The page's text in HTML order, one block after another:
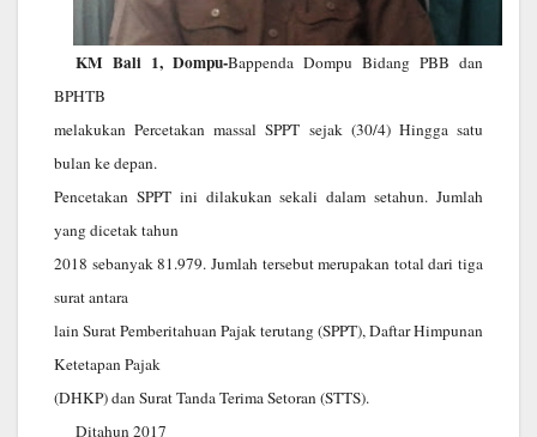
KM Bali 1, Dompu-Bappenda Dompu Bidang PBB dan
BPHTB
melakukan Percetakan massal SPPT sejak (30/4) Hingga satu
bulan ke depan.
Pencetakan SPPT ini dilakukan sekali dalam setahun. Jumlah
yang dicetak tahun
2018 sebanyak 81.979. Jumlah tersebut merupakan total dari tiga
surat antara
lain Surat Pemberitahuan Pajak terutang (SPPT), Daftar Himpunan
Ketetapan Pajak
(DHKP) dan Surat Tanda Terima Setoran (STTS).
Ditahun 2017